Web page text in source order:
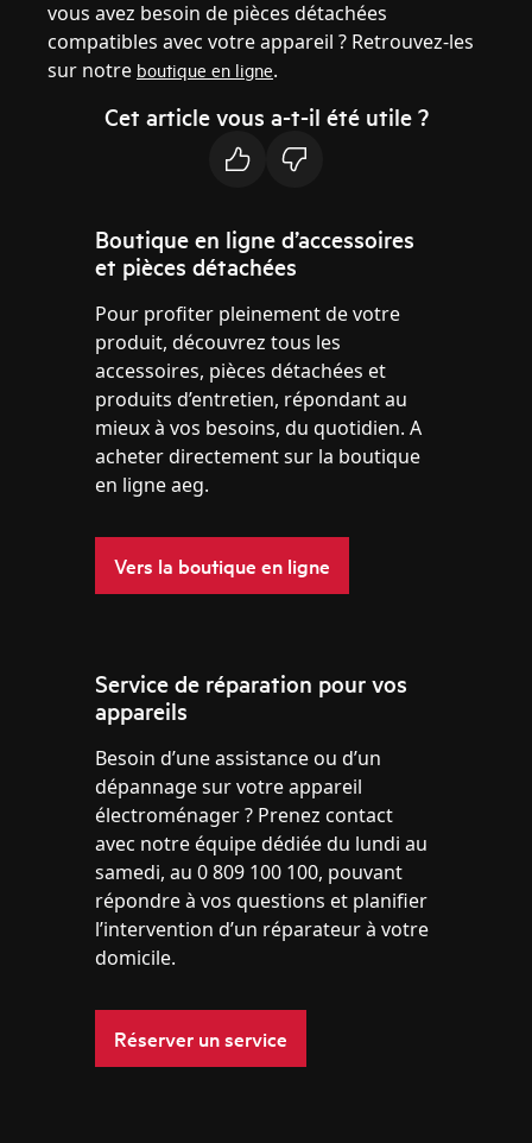
vous avez besoin de pièces détachées
compatibles avec votre appareil ? Retrouvez-les
sur notre boutique en ligne.
Cet article vous a-t-il été utile ?
Boutique en ligne d’accessoires
et pièces détachées
Pour profiter pleinement de votre
produit, découvrez tous les
accessoires, pièces détachées et
produits d’entretien, répondant au
mieux à vos besoins, du quotidien. A
acheter directement sur la boutique
en ligne aeg.
Vers la boutique en ligne
Service de réparation pour vos
appareils
Besoin d’une assistance ou d’un
dépannage sur votre appareil
électroménager ? Prenez contact
avec notre équipe dédiée du lundi au
samedi, au 0 809 100 100, pouvant
répondre à vos questions et planifier
l’intervention d’un réparateur à votre
domicile.
Réserver un service